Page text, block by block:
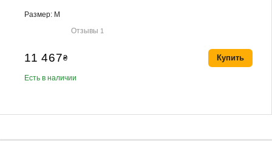
Размер: M
Отзывы 1
11 467₴
Есть в наличии
Купить